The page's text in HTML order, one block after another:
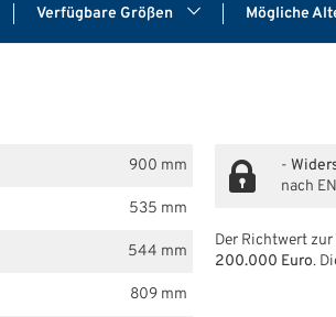
Verfügbare Größen Mögliche
900 mm
535 mm
544 mm
809 mm
-
nach
Der Richtwert
200.000 Euro.